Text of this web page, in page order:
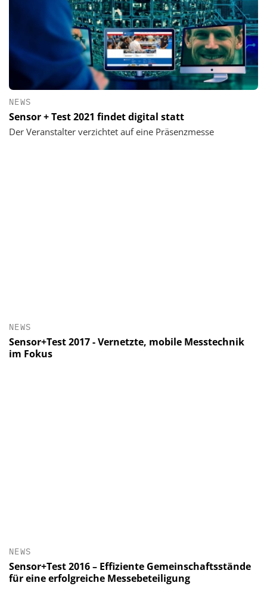
NEWS
Sensor + Test 2021 findet digital statt
Der Veranstalter verzichtet auf eine Präsenzmesse
NEWS
Sensor+Test 2017 - Vernetzte, mobile Messtechnik
im Fokus
NEWS
Sensor+Test 2016 – Effiziente Gemeinschaftsstände
für eine erfolgreiche Messebeteiligung